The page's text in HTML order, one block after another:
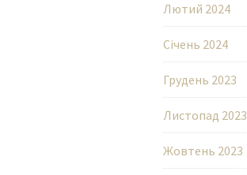
Лютий 2024
Січень 2024
Грудень 2023
Листопад 2023
Жовтень 2023